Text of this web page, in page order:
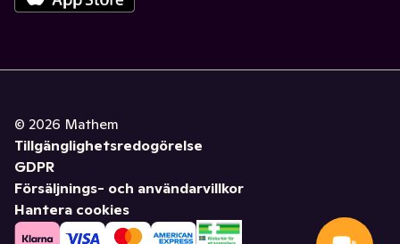
© 2026 Mathem
Tillgänglighetsredogörelse
GDPR
Försäljnings- och användarvillkor
Hantera cookies